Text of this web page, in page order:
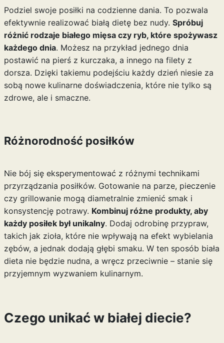
Podziel swoje posiłki na codzienne dania. To pozwala
efektywnie realizować białą dietę bez nudy. Spróbuj
różnić rodzaje białego mięsa czy ryb, które spożywasz
każdego dnia. Możesz na przykład jednego dnia
postawić na pierś z kurczaka, a innego na filety z
dorsza. Dzięki takiemu podejściu każdy dzień niesie za
sobą nowe kulinarne doświadczenia, które nie tylko są
zdrowe, ale i smaczne.
Różnorodność posiłków
Nie bój się eksperymentować z różnymi technikami
przyrządzania posiłków. Gotowanie na parze, pieczenie
czy grillowanie mogą diametralnie zmienić smak i
konsystencję potrawy. Kombinuj różne produkty, aby
każdy posiłek był unikalny. Dodaj odrobinę przypraw,
takich jak zioła, które nie wpływają na efekt wybielania
zębów, a jednak dodają głębi smaku. W ten sposób biała
dieta nie będzie nudna, a wręcz przeciwnie – stanie się
przyjemnym wyzwaniem kulinarnym.
Czego unikać w białej diecie?